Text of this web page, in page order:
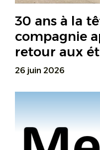
30 ans à la
compagnie
retour aux
26 juin 2026